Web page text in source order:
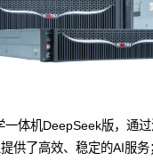
一体机DeepSeek版，通
供了高效、稳定的AI服